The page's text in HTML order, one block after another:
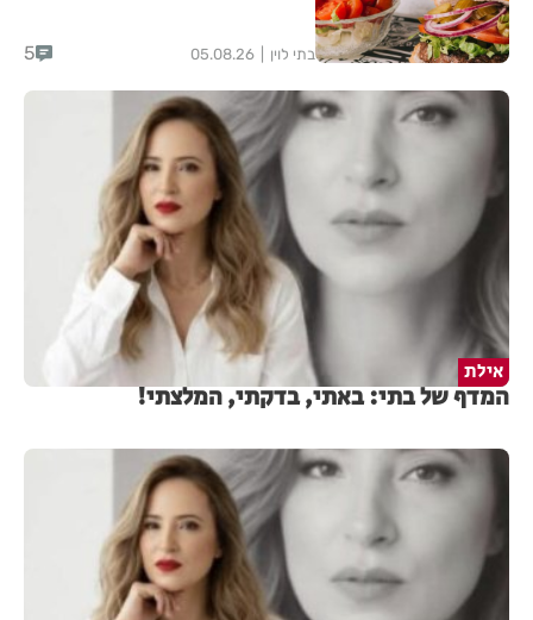
בתי לוין 05.08.26
5
אילת
המדף של בתי: באתי, בדקתי, המלצתי!